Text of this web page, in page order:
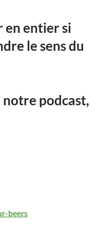
en entier si
le sens du
notre podcast,
beers